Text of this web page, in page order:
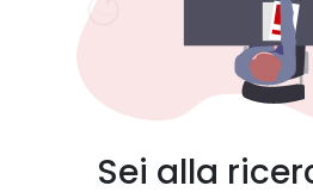
Sei alla